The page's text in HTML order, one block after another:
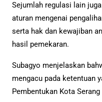
Sejumlah regulasi lain
aturan mengenai
serta hak dan kewajiban
hasil pemekaran.
Subagyo menjelaskan
mengacu pada ketentuan
Pembentukan Kota